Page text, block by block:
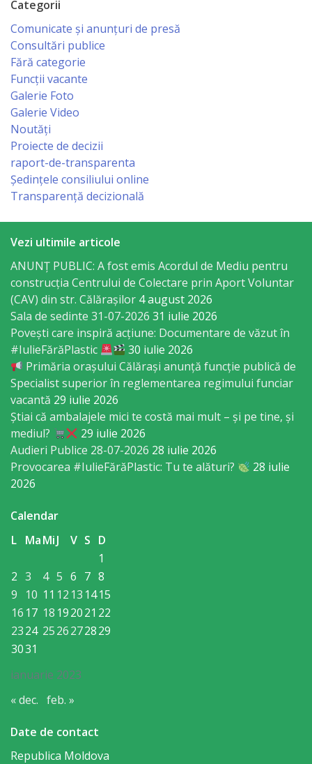
IET
Guguță
IET
DoReMiCii
Școala
sportivă
„Mihai
Viteazul”
Școala
Sportivă
Specializată
de
Rezerve
Olimpice
Călărași
Stadionul
orășenesc
de
Istorie
şi
Etnografie
„Dumitru
Scvorțov-
Russu”
or.
Î.M.
Categorii
Comunicate și anunțuri de presă
Consultări publice
Fără categorie
Funcții vacante
Galerie Foto
Galerie Video
Noutăți
Proiecte de decizii
raport-de-transparenta
Ședințele consiliului online
Transparență decizională
Vezi ultimile articole
ANUNȚ PUBLIC: A fost emis Acordul de Mediu pentru
construcția Centrului de Colectare prin Aport Voluntar
(CAV) din str. Călărașilor 4 august 2026
Sala de sedinte 31-07-2026 31 iulie 2026
Povești care inspiră acțiune: Documentare de văzut în
#IulieFărăPlastic
30 iulie 2026
Primăria orașului Călărași anunță funcție publică de
Specialist superior în reglementarea regimului funciar
vacantă 29 iulie 2026
Știai că ambalajele mici te costă mai mult – și pe tine, și
mediul?
29 iulie 2026
Audieri Publice 28-07-2026 28 iulie 2026
Provocarea #IulieFărăPlastic: Tu te alături?
28 iulie
2026
Calendar
ianuarie 2023
L MaMiJ V S D
1
2 3 4 5 6 7 8
9
10 11 12 13 1415
16 17 18 192021 22
2324 2526272829
3031
« dec. feb. »
Date de contact
Republica Moldova